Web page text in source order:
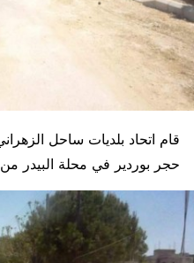
قام اتحاد بلديات ساحل
حجر بوردير في محلة البيدر